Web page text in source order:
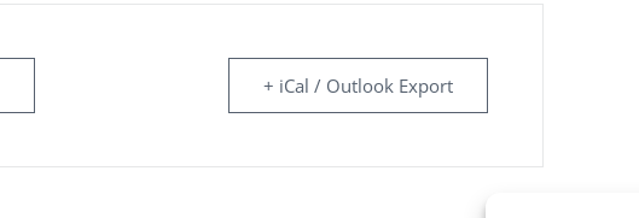
+ iCal / Outlook Export